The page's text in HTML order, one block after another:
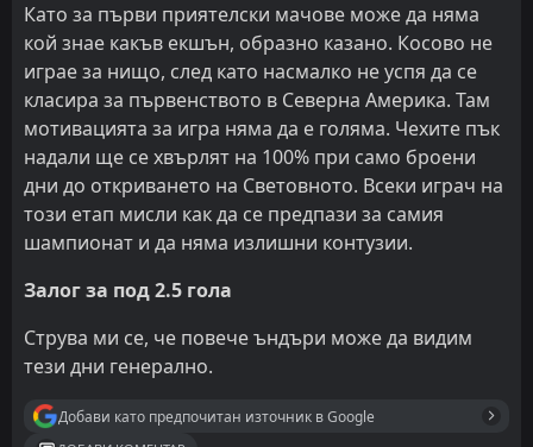
Като за първи приятелски мачове може да няма
кой знае какъв екшън, образно казано. Косово не
играе за нищо, след като насмалко не успя да се
класира за първенството в Северна Америка. Там
мотивацията за игра няма да е голяма. Чехите пък
надали ще се хвърлят на 100% при само броени
дни до откриването на Световното. Всеки играч на
този етап мисли как да се предпази за самия
шампионат и да няма излишни контузии.
Залог за под 2.5 гола
Струва ми се, че повече ъндъри може да видим
тези дни генерално.
Добави като предпочитан източник в Google